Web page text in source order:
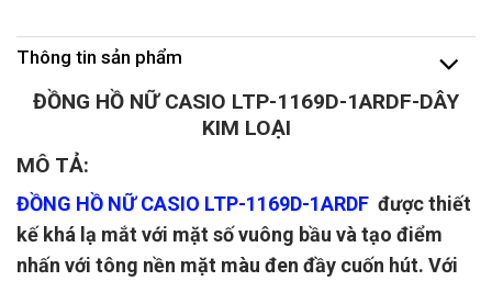
Thông tin sản phẩm
ĐỒNG HỒ NỮ CASIO LTP-1169D-1ARDF-DÂY
KIM LOẠI
MÔ TẢ:
ĐỒNG HỒ NỮ CASIO LTP-1169D-1ARDF được thiết
kế khá lạ mắt với mặt số vuông bầu và tạo điểm
nhấn với tông nền mặt màu đen đầy cuốn hút. Với